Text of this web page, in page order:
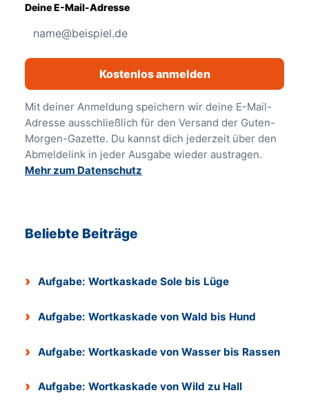
Deine E-Mail-Adresse
Kostenlos anmelden
Mit deiner Anmeldung speichern wir deine E-Mail-
Adresse ausschließlich für den Versand der Guten-
Morgen-Gazette. Du kannst dich jederzeit über den
Abmeldelink in jeder Ausgabe wieder austragen.
Mehr zum Datenschutz
Beliebte Beiträge
Aufgabe: Wortkaskade Sole bis Lüge
Aufgabe: Wortkaskade von Wald bis Hund
Aufgabe: Wortkaskade von Wasser bis Rassen
Aufgabe: Wortkaskade von Wild zu Hall